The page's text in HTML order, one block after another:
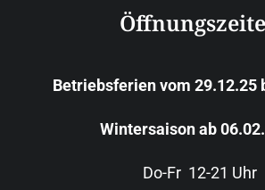
Betriebsferien vom 29.12.25
Wintersaison ab
Do-Fr 12-21 Uhr